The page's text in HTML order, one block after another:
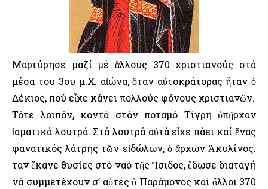
Μαρτύρησε μαζί μέ ἄλλους 370 χριστιανούς στά
μέσα του 3ου μ.Χ. αἰώνα, ὅταν αὐτοκράτορας ἦταν ὁ
Δέκιος, πού εἶχε κάνει πολλούς φόνους χριστιανῶν.
Τότε λοιπόν, κοντά στόν ποταμό Τίγρη ὑπῆρχαν
ἰαματικά λουτρά. Στά λουτρά αὐτά εἶχε πάει καί ἕνας
φανατικός λάτρης τῶν εἰδώλων, ὁ ἄρχων Ἀκυλίνος.
Ὅταν ἔκανε θυσίες στό ναό τῆς Ἴσιδος, ἔδωσε διαταγή
νά συμμετέχουν σ’ αὐτές ὁ Παράμονος καί ἄλλοι 370